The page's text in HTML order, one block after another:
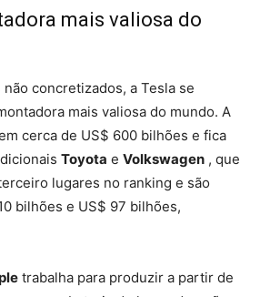
mais valiosa do
concretizados, a Tesla se
mais valiosa do mundo. A
cerca de US$ 600 bilhões e fica
Toyota e Volkswagen , que
lugares no ranking e são
bilhões e US$ 97 bilhões,
trabalha para produzir a partir de